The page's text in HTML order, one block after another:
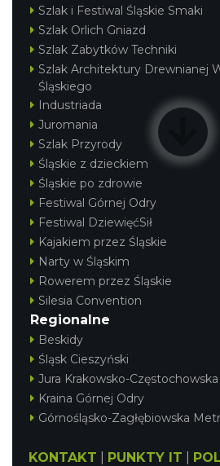
Szlak i Festiwal Śląskie Smaki
Szlak Orlich Gniazd
Szlak Zabytków Techniki
Szlak Architektury Drewnianej
Śląskiego
Industriada
Juromania
Szlak Przyrody
Śląskie z dzieckiem
Śląskie po zdrowie
Festiwal Górnej Odry
Festiwal DziewięćSił
Kajakiem przez Śląskie
Narty w Śląskim
Rowerem przez Śląskie
Silesia Convention
Regionalne
Beskidy
Śląsk Cieszyński
Jura Krakowsko-Częstochowska
Kraina Górnej Odry
Górnośląsko-Zagłębiowska
KONTAKT PUNKTY IT